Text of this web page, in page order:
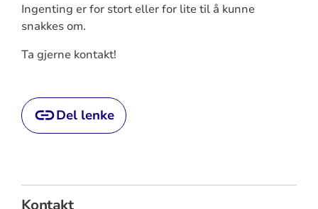
Ingenting er for stort eller for lite til å kunne
snakkes om.
Ta gjerne kontakt!
Del lenke
Kontakt